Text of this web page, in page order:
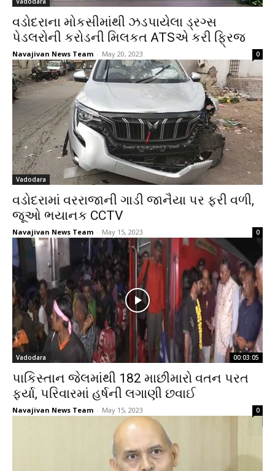
વડોદરાના મોકસીમાંથી ઝડપાયેલા ડ્રગ્સ
પેડલરોની કરોડની મિલકત ATSએ કરી ફ્રિજ
Navajivan News Team - May 20, 2023 0
Vadodara
વડોદરામાં વરરાજાની ગાડી જાનૈયા પર ફરી વળી,
જૂઓ ભયાનક CCTV
Navajivan News Team - May 15, 2023 0
Vadodara 00:03:05
પાકિસ્તાન જેલમાંથી 182 માછીમારો વતન પરત
ફર્યા, પરિવારમાં હર્ષની લગાણી છવાઈ
Navajivan News Team - May 15, 2023 0